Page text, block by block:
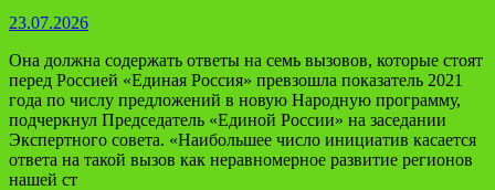
23.07.2026
Она должна содержать ответы на семь вызовов, которые стоят
перед Россией «Единая Россия» превзошла показатель 2021
года по числу предложений в новую Народную программу,
подчеркнул Председатель «Единой России» на заседании
Экспертного совета. «Наибольшее число инициатив касается
ответа на такой вызов как неравномерное развитие регионов
нашей ст